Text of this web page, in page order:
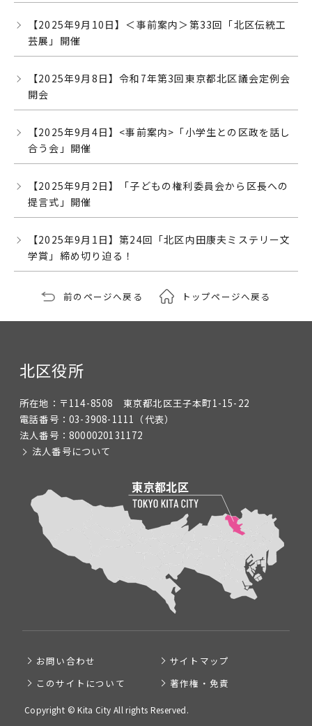
【2025年9月10日】＜事前案内＞第33回「北区伝統工
芸展」開催
【2025年9月8日】令和7年第3回東京都北区議会定例会
開会
【2025年9月4日】<事前案内>「小学生との区政を話し
合う会」開催
【2025年9月2日】「子どもの権利委員会から区長への
提言式」開催
【2025年9月1日】第24回「北区内田康夫ミステリー文
学賞」締め切り迫る！
前のページへ戻る トップページへ戻る
北区役所
所在地： 〒114-8508 東京都北区王子本町1-15-22
電話番号： 03-3908-1111 （代表）
法人番号： 8000020131172
法人番号について
お問い合わせ
サイトマップ
このサイトについて
著作権・免責
Copyright © Kita City All rights Reserved.